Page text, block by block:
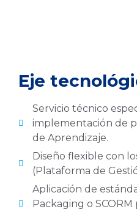
Eje
Servicio técnico
implementación de
de Aprendizaje.
Diseño flexible con
(Plataforma de
Aplicación de
Packaging o